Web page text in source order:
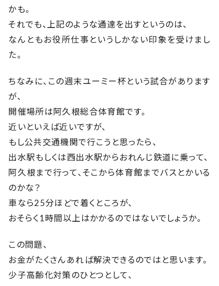
かも。
それでも、上記のような通達を出すというのは、
なんともお役所仕事というしかない印象を受けまし
た。
ちなみに、この週末ユーミー杯という試合があります
が、
開催場所は阿久根総合体育館です。
近いといえば近いですが、
もし公共交通機関で行こうと思ったら、
出水駅もしくは西出水駅からおれんじ鉄道に乗って、
阿久根まで行って、そこから体育館までバスとかいる
のかな？
車なら25分ほどで着くところが、
おそらく1時間以上はかかるのではないでしょうか。
この問題、
お金がたくさんあれば解決できるのではと思います。
少子高齢化対策のひとつとして、